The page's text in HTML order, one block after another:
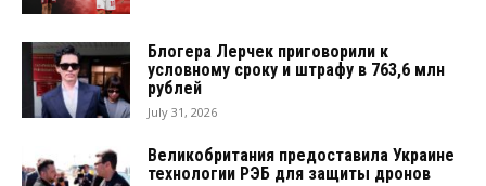
Блогера Лерчек приговорили к
условному сроку и штрафу в 763,6 млн
рублей
July 31, 2026
Великобритания предоставила Украине
технологии РЭБ для защиты дронов